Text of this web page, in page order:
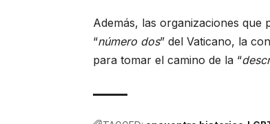
Además, las organizaciones
“número dos” del Vaticano, la
para tomar el camino de la “